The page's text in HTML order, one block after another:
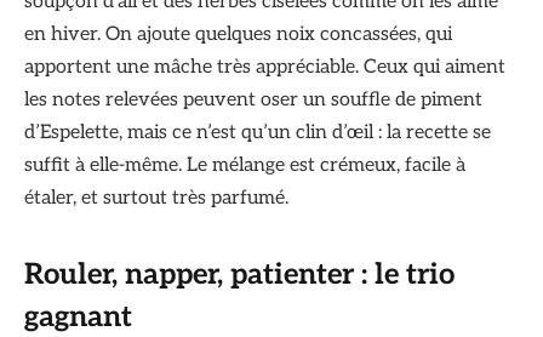
en hiver. On ajoute quelques noix concassées, qui
apportent une mâche très appréciable. Ceux qui aiment
les notes relevées peuvent oser un souffle de piment
d’Espelette, mais ce n’est qu’un clin d’œil : la recette se
suffit à elle-même. Le mélange est crémeux, facile à
étaler, et surtout très parfumé.
Rouler, napper, patienter : le trio
gagnant